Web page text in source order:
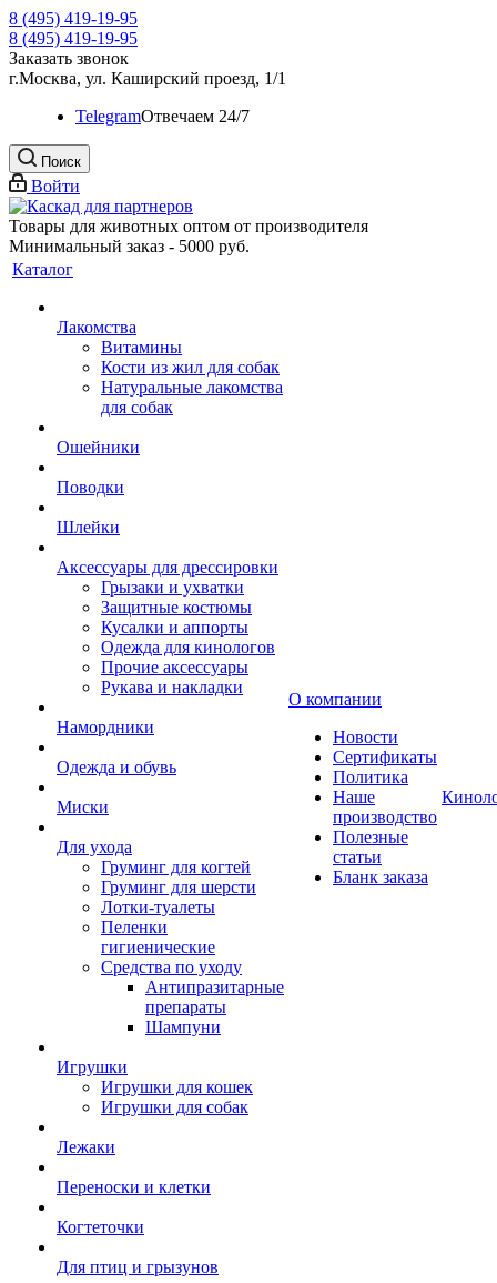
8 (495) 419-19-95
8 (495) 419-19-95
Заказать звонок
г.Москва, ул. Каширский проезд, 1/1
TelegramOтвечаем 24/7
Поиск
Войти
Товары для животных оптом от производителя
Минимальный заказ - 5000 руб.
Каталог
Лакомства
Витамины
Кости из жил для собак
Натуральные лакомства
для собак
Ошейники
Поводки
Шлейки
Аксессуары для дрессировки
Грызаки и ухватки
Защитные костюмы
Кусалки и аппорты
Одежда для кинологов
Прочие аксессуары
Рукава и накладки
Намордники
Одежда и обувь
Миски
Для ухода
Груминг для когтей
Груминг для шерсти
Лотки-туалеты
Пеленки
гигиенические
Средства по уходу
Антипразитарные
препараты
Шампуни
Игрушки
Игрушки для кошек
Игрушки для собак
Лежаки
Переноски и клетки
Когтеточки
Для птиц и грызунов
О компании
Новости
Сертификаты
Политика
Наше
производство
Полезные
статьи
Бланк заказа